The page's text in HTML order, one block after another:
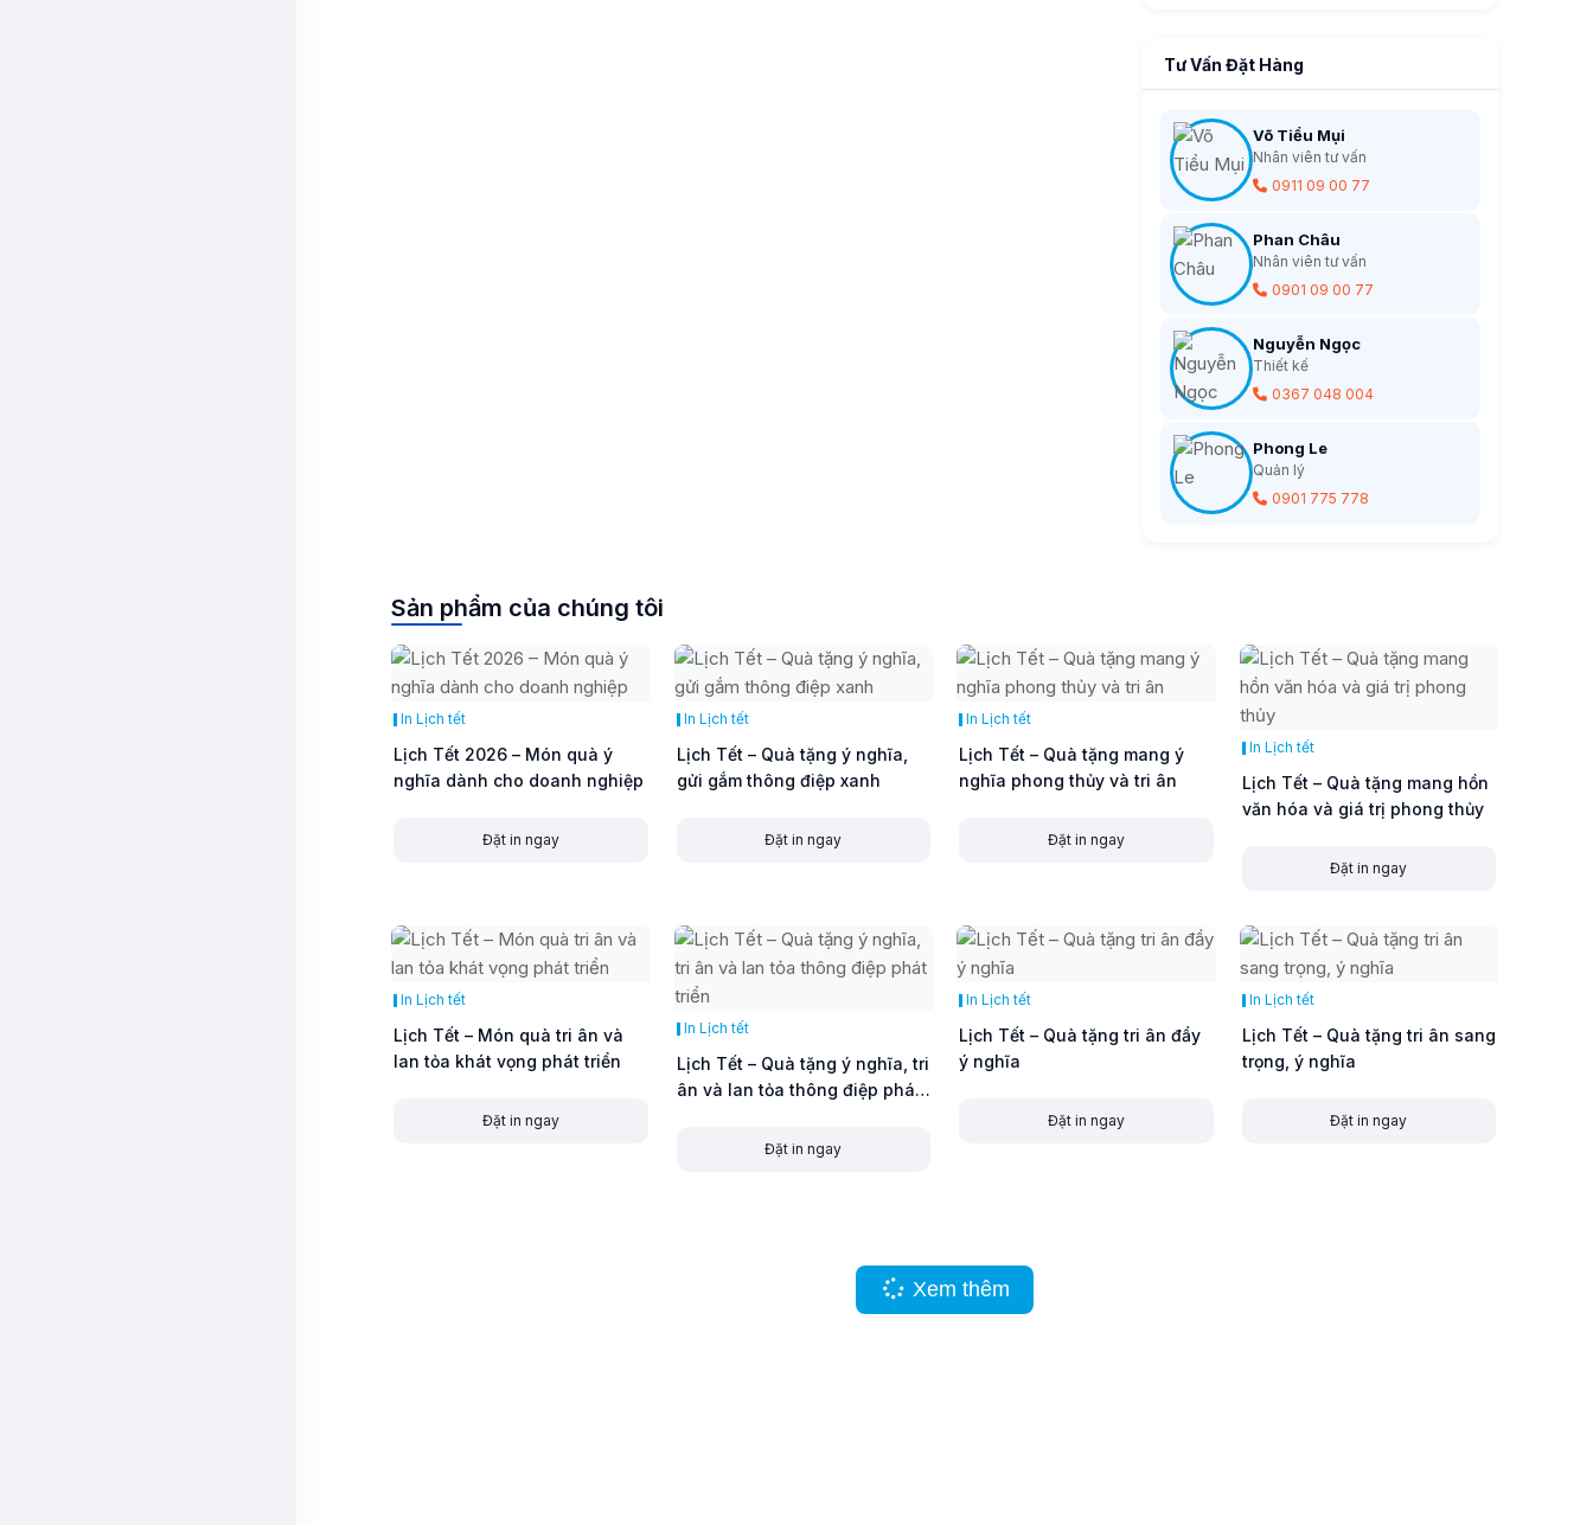
Tư Vấn Đặt Hàng
Võ Tiểu Mụi
Nhân viên tư vấn
0911 09 00 77
Phan Châu
Nhân viên tư vấn
0901 09 00 77
Nguyễn Ngọc
Thiết kế
0367 048 004
Phong Le
Quản lý
0901 775 778
Sản phẩm của chúng tôi
In Lịch tết
Lịch Tết 2026 – Món quà ý
nghĩa dành cho doanh nghiệp
Đặt in ngay
In Lịch tết
Lịch Tết – Quà tặng ý nghĩa,
gửi gắm thông điệp xanh
Đặt in ngay
In Lịch tết
Lịch Tết – Quà tặng mang ý
nghĩa phong thủy và tri ân
Đặt in ngay
In Lịch tết
Lịch Tết – Quà tặng mang hồn
văn hóa và giá trị phong thủy
Đặt in ngay
In Lịch tết
Lịch Tết – Món quà tri ân và
lan tỏa khát vọng phát triển
Đặt in ngay
In Lịch tết
Lịch Tết – Quà tặng ý nghĩa, tri
ân và lan tỏa thông điệp phát
Đặt in ngay
In Lịch tết
Lịch Tết – Quà tặng tri ân đầy
ý nghĩa
Đặt in ngay
In Lịch tết
Lịch Tết – Quà tặng tri ân sang
trọng, ý nghĩa
Đặt in ngay
Xem thêm